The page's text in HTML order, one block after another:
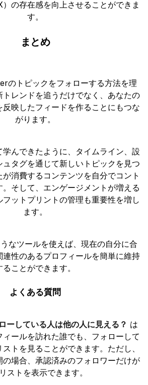
の存在感を向上させることができま
す。
まとめ
のトピックをフォローする方法を理
レンドを追うだけでなく、あなたの
映したフィードを作ることにもつな
がります。
学んできたように、タイムライン、設
タグを通じて新しいトピックを見つ
消費するコンテンツを自分でコント
。そして、エンゲージメントが増える
ットプリントの管理も重要性を増し
ます。
なツールを使えば、現在の自分に合
連性のあるプロフィールを簡単に維持
ることができます。
よくある質問
している人は他の人に見える？ は
ールを訪れた誰でも、フォローして
トを見ることができます。ただし、
の場合、承認済みのフォロワーだけが
ストを表示できます。